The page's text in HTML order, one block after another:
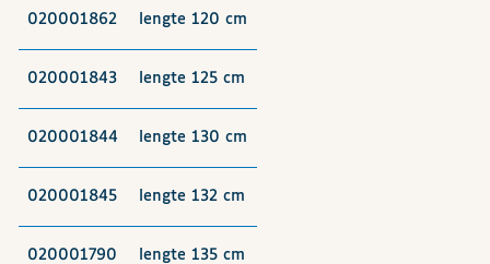
020001862 lengte 120 cm
020001843 lengte 125 cm
020001844 lengte 130 cm
020001845 lengte 132 cm
020001790 lengte 135 cm